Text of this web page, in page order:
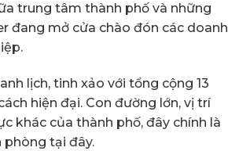
trung tâm thành phố và những
đang mở cửa chào đón các doanh
lịch, tinh xảo với tổng cộng 13
hiện đại. Con đường lớn, vị trí
khác của thành phố, đây chính là
phòng tại đây.